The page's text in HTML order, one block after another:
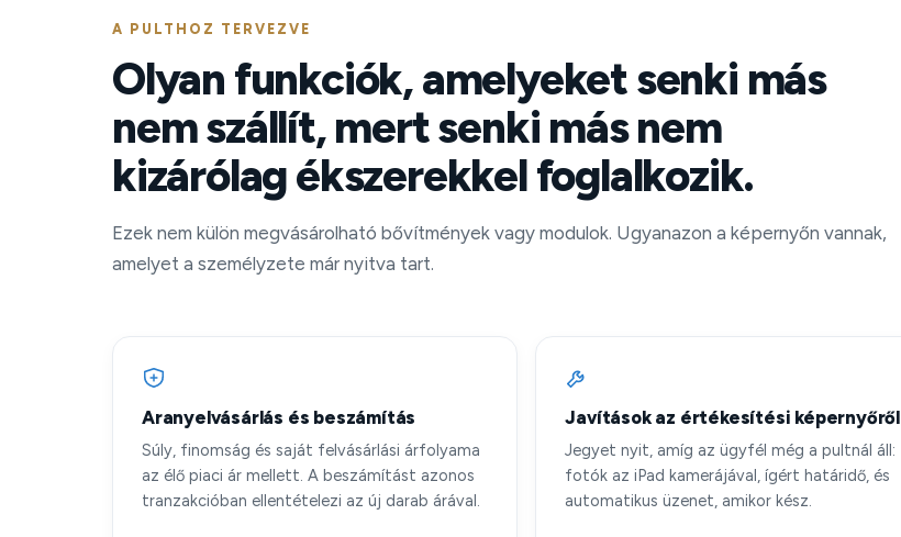
A PULTHOZ TERVEZVE
Olyan funkciók, amelyeket senki más
nem szállít, mert senki más nem
kizárólag ékszerekkel foglalkozik.
Ezek nem külön megvásárolható bővítmények vagy modulok. Ugyanazon a képernyőn vannak,
amelyet a személyzete már nyitva tart.
Aranyelvásárlás és beszámítás
Súly, finomság és saját felvásárlási árfolyama
az élő piaci ár mellett. A beszámítást azonos
tranzakcióban ellentételezi az új darab árával.
Javítások az értékesítési képernyőről
Jegyet nyit, amíg az ügyfél még a pultnál áll:
fotók az iPad kamerájával, ígért határidő, és
automatikus üzenet, amikor kész.